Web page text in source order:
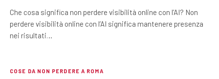
Che cosa significa non perdere visibilità online con l’AI? Non
perdere visibilità online con l’AI significa mantenere presenza
nei risultati…
COSE DA NON PERDERE A ROMA